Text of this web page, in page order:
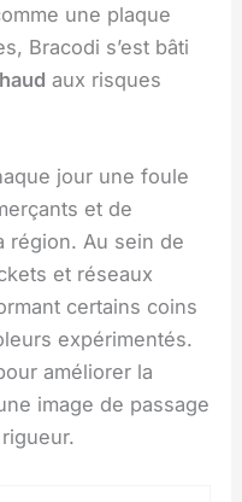
une plaque
Bracodi s’est bâti
aux risques
jour une foule
et de
région. Au sein de
et réseaux
certains coins
expérimentés.
améliorer la
image de passage